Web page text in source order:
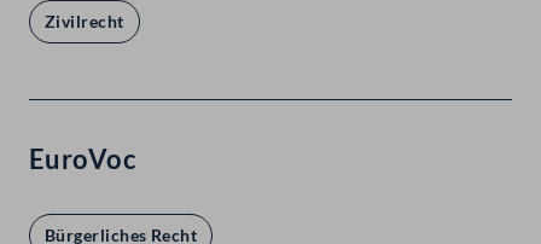
Zivilrecht
EuroVoc
Bürgerliches Recht